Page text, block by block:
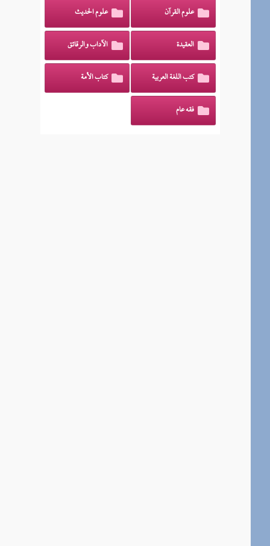
علوم القرآن علوم الحديث
العقيدة الآداب والرقائق
كتب اللغة العربية كتاب الأمة
فقه عام